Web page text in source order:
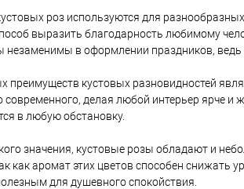
роз используются для
выразить благодарность любимому
незаменимы в оформлении праздников,
преимуществ кустовых разновидностей
современного, делая любой интерьер ярче
в любую обстановку.
значения, кустовые розы обладают и
как аромат этих цветов способен снижать
для душевного спокойствия.